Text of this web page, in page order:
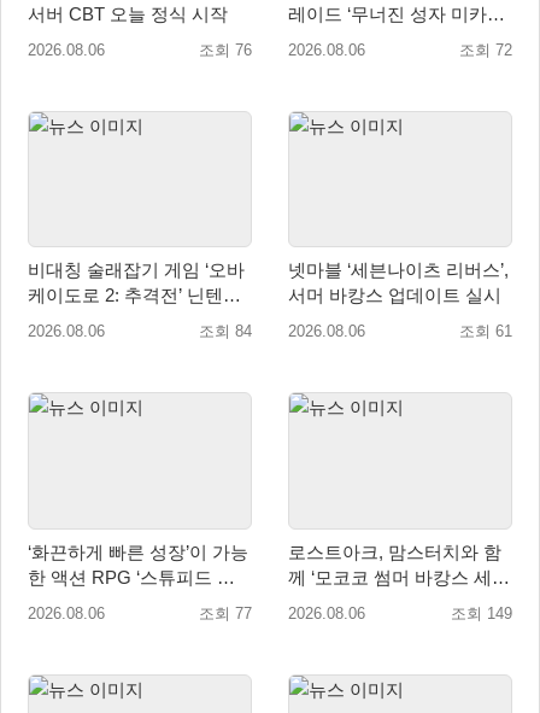
서버 CBT 오늘 정식 시작
2026.08.06 조회 76
레이드 ‘무너진 성자 미카엘
라’ 업데이트!
2026.08.06 조회 72
비대칭 술래잡기 게임 ‘오바
케이도로 2: 추격전’ 닌텐도
eShop 출시
2026.08.06 조회 84
넷마블 ‘세븐나이츠 리버스’,
서머 바캉스 업데이트 실시
2026.08.06 조회 61
‘화끈하게 빠른 성장’이 가능
한 액션 RPG ‘스튜피드 네
버 다이즈’ 패키지판 예약판
2026.08.06 조회 77
로스트아크, 맘스터치와 함
께 ‘모코코 썸머 바캉스 세
트’ 출시
2026.08.06 조회 149